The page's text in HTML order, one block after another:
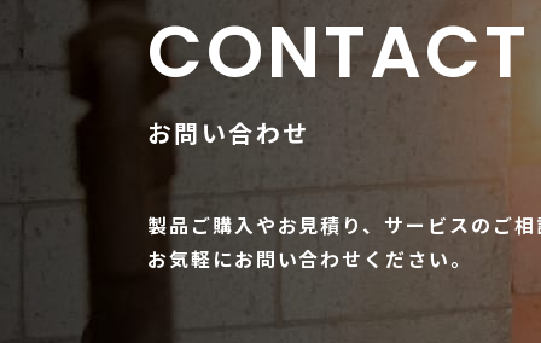
CONTACT
お問い合わせ
製品ご購入やお見積り、サービスのご
お気軽にお問い合わせください。